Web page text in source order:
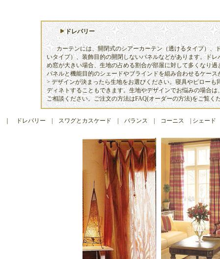
ドレパリー
カーテンには、開閉式のシアーカーテン（透けるタイプ）、
いタイプ）、装飾目的の開閉しないパネルなどがあります。ドレ
め窓が大きい場合、生地の占める割合が部屋に対して多くなり過
パネルと機能目的のシェードやブラインドを組み合わせるケース
> デザインが決まったら生地をお選びください。寝具やピローも
ディネトすることもできます。生地やデザインでお悩みの場合は
ご相談ください。ご注文の方法はFAQ(オーダーの方法)をご覧く
ドレパリー スワグとカスケード バランス コーニス シェード